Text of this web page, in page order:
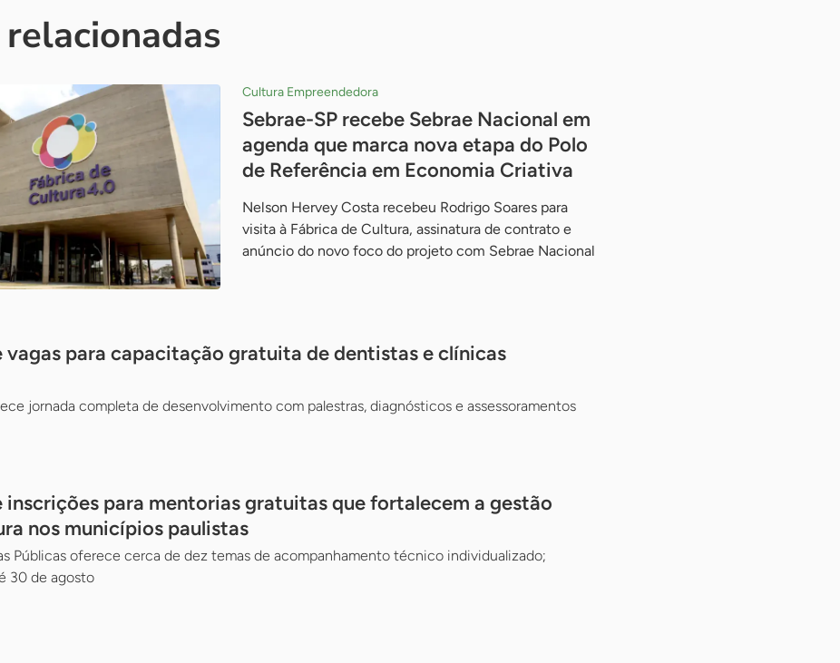
Cultura Empreendedora
Sebrae-SP recebe Sebrae Nacional em
agenda que marca nova etapa do Polo
de Referência em Economia Criativa
Nelson Hervey Costa recebeu Rodrigo Soares para
visita à Fábrica de Cultura, assinatura de contrato e
anúncio do novo foco do projeto com Sebrae Nacional
vagas para capacitação gratuita de dentistas e clínicas
jornada completa de desenvolvimento com palestras, diagnósticos e assessoramentos
inscrições para mentorias gratuitas que fortalecem a gestão
nos municípios paulistas
Públicas oferece cerca de dez temas de acompanhamento técnico individualizado;
30 de agosto